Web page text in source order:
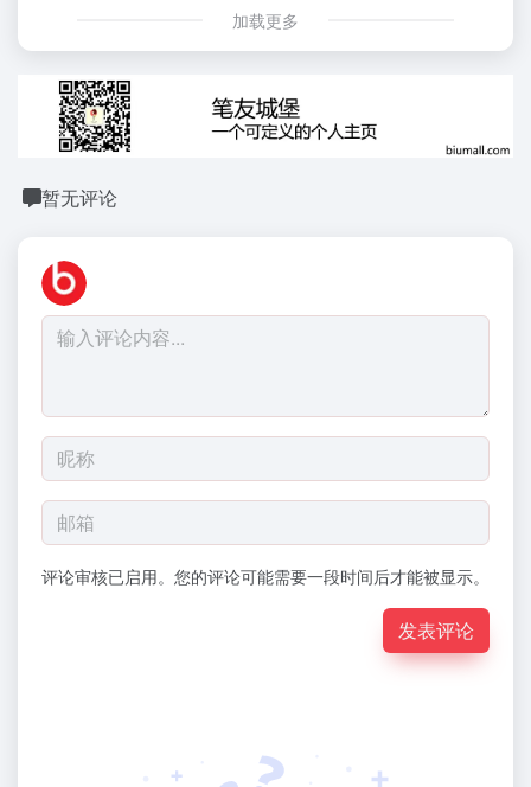
加载更多
暂无评论
评论审核已启用。您的评论可能需要一段时间后才能被显示。
发表评论